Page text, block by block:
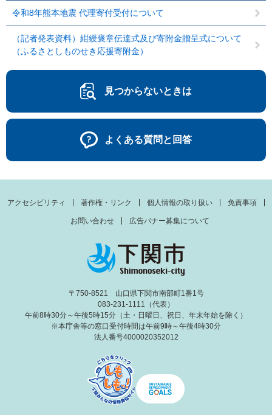
令和8年熊本地震 代理寄付受付について
（記者発表資料）紺綬褒章伝達式及び寄附金贈呈式について
（ふるさとしものせき応援寄附金）
見つからないときは
よくある質問と回答
アクセシビリティ 著作権・リンク 個人情報の取り扱い 免責事項
お問い合わせ 広告バナー募集について
〒750-8521 山口県下関市南部町1番1号
083-231-1111（代表）
午前8時30分～午後5時15分（土・日曜日、祝日、年末年始を除く）
※本庁舎等の窓口受付時間は午前9時～午後4時30分
法人番号4000020352012